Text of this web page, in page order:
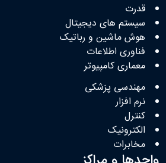
قدرت
سیستم های دیجیتال
هوش ماشین و رباتیک
فناوری اطلاعات
معماری کامپیوتر
مهندسی پزشکی
نرم افزار
کنترل
الکترونیک
مخابرات